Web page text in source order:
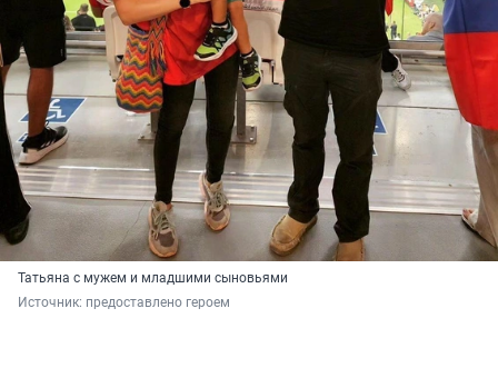
Татьяна с мужем и младшими сыновьями
Источник: предоставлено героем